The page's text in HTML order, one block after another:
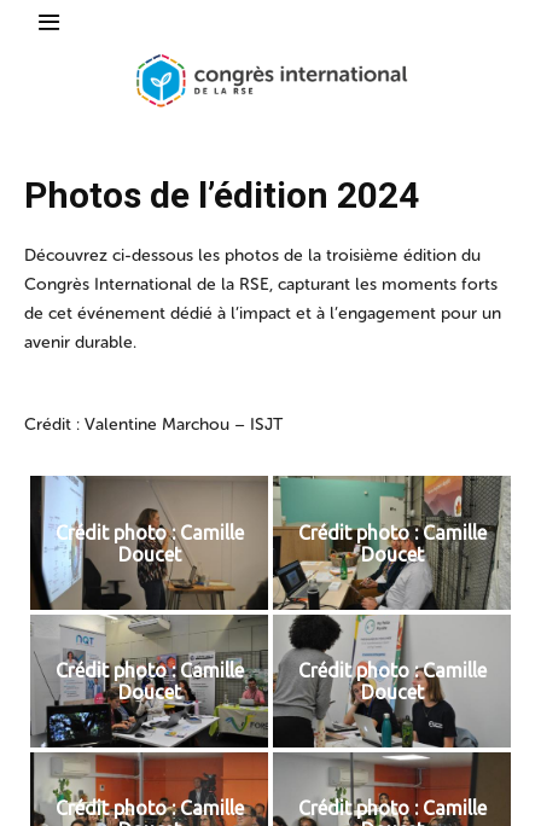
Photos de l’édition 2024
Découvrez ci-dessous les photos de la troisième édition du
Congrès International de la RSE, capturant les moments forts
de cet événement dédié à l’impact et à l’engagement pour un
avenir durable.
Crédit : Valentine Marchou – ISJT
Crédit photo : Camille
Doucet
Crédit photo : Camille
Doucet
Crédit photo : Camille
Doucet
Crédit photo : Camille
Doucet
Crédit photo : Camille
Crédit photo : Camille